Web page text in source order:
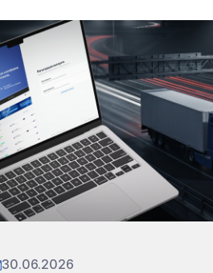
30.06.2026